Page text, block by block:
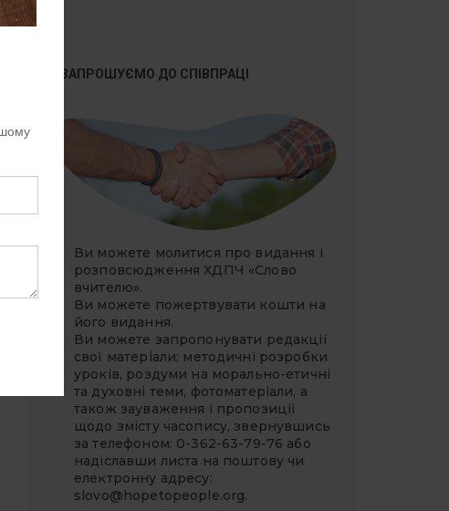
ЗАПРОШУЄМО ДО СПІВПРАЦІ
Ви можете молитися про видання і
розповсюдження ХДПЧ «Слово
вчителю».
Ви можете пожертвувати кошти на
його видання.
Ви можете запропонувати редакції
свої матеріали: методичні розробки
уроків, роздуми на морально-етичні
та духовні теми, фотоматеріали, а
також зауваження і пропозиції
щодо змісту часопису, звернувшись
за телефоном: 0-362-63-79-76 або
надіславши листа на поштову чи
електронну адресу:
slovo@hopetopeople.org.